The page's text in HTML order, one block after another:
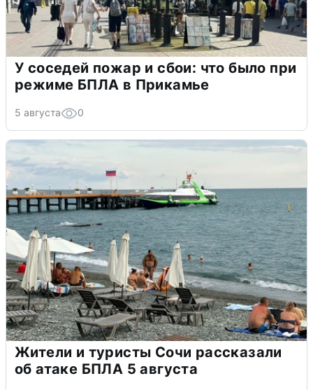
У соседей пожар и сбои: что было при
режиме БПЛА в Прикамье
5 августа 0
Жители и туристы Сочи рассказали
об атаке БПЛА 5 августа